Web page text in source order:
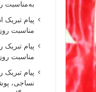
به‌مناسبت
پیام تبریک
مناسبت
پیام
مناسبت روز
پیام
نساجی،